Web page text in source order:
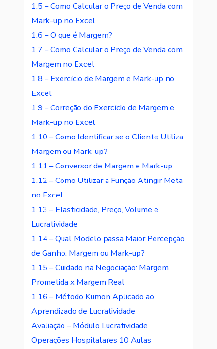
1.5 – Como Calcular o Preço de Venda com
Mark-up no Excel
1.6 – O que é Margem?
1.7 – Como Calcular o Preço de Venda com
Margem no Excel
1.8 – Exercício de Margem e Mark-up no
Excel
1.9 – Correção do Exercício de Margem e
Mark-up no Excel
1.10 – Como Identificar se o Cliente Utiliza
Margem ou Mark-up?
1.11 – Conversor de Margem e Mark-up
1.12 – Como Utilizar a Função Atingir Meta
no Excel
1.13 – Elasticidade, Preço, Volume e
Lucratividade
1.14 – Qual Modelo passa Maior Percepção
de Ganho: Margem ou Mark-up?
1.15 – Cuidado na Negociação: Margem
Prometida x Margem Real
1.16 – Método Kumon Aplicado ao
Aprendizado de Lucratividade
Avaliação – Módulo Lucratividade
Operações Hospitalares 10 Aulas